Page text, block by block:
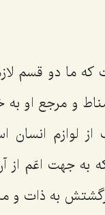
كه ما دو قسم
و مرجع او به
لوازم انسان
كه به جهت اعّم
برگشتش به ذات